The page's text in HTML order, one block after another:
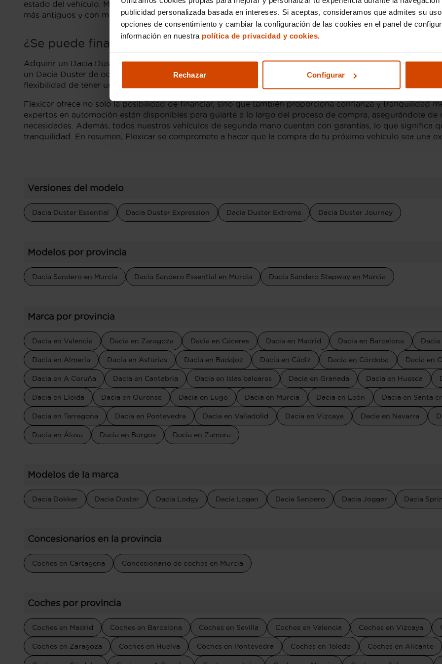
publicidad personalizada basada en intereses. Si aceptas, consideramos que admites su
opciones de consentimiento y cambiar la configuración de las cookies en el panel de
información en nuestra política de privacidad y cookies.
Rechazar Configurar
estado del vehículo. Modelos más recientes, con equipamiento adicional y menos kilómetros, pueden
más antiguos y con mayor uso se sitúan en el extremo inferior de la escala.
¿Se puede financiar un Dacia Duster de ocasión en Murcia con Flexicar?
Adquirir un Dacia Duster de ocasión en Murcia es una opción inteligente, y en Flexicar, facilitamos el
un Dacia Duster de ocasión con Flexicar, lo que permite a los compradores adaptar el pago del vehículo a
flexibilidad de tener un coche fiable sin la presión del desembolso inicial completo.
Flexicar ofrece no solo la posibilidad de financiar, sino que también proporciona confianza y tranquilidad
expertos en automoción están disponibles para guiarte a lo largo del proceso de compra, asegurándote
necesidades. Además, todos nuestros vehículos de segunda mano cuentan con garantías, lo que significa
tranquilidad. En resumen, Flexicar se compromete a hacer que la compra de tu próximo vehículo sea una
Versiones del modelo
Dacia Duster Essential Dacia Duster Expression Dacia Duster Extreme Dacia Duster Journey
Modelos por provincia
Dacia Sandero en Murcia Dacia Sandero Essential en Murcia Dacia Sandero Stepway en Murcia
Marca por provincia
Dacia en Valencia Dacia en Zaragoza Dacia en Cáceres Dacia en Madrid Dacia en Barcelona Dacia
Dacia en Almería Dacia en Asturias Dacia en Badajoz Dacia en Cádiz Dacia en Córdoba Dacia en
Dacia en A Coruña Dacia en Cantabria Dacia en Islas baleares Dacia en Granada Dacia en Huesca
Dacia en Lleida Dacia en Ourense Dacia en Lugo Dacia en Murcia Dacia en León Dacia en Santa
Dacia en Tarragona Dacia en Pontevedra Dacia en Valladolid Dacia en Vizcaya Dacia en Navarra
Dacia en Álava Dacia en Burgos Dacia en Zamora
Modelos de la marca
Dacia Dokker Dacia Duster Dacia Lodgy Dacia Logan Dacia Sandero Dacia Jogger Dacia
Concesionarios en la provincia
Coches en Cartagena Concesionario de coches en Murcia
Coches por provincia
Coches en Madrid Coches en Barcelona Coches en Sevilla Coches en Valencia Coches en Vizcaya
Coches en Zaragoza Coches en Huelva Coches en Pontevedra Coches en Toledo Coches en Alicante